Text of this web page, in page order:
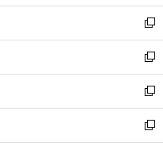
し
い
ウ
ィ
ン
ド
ウ
で
開
新
し
い
ウ
ィ
ン
ド
ウ
新
し
い
ウ
ィ
ン
新
し
い
ウ
新
し